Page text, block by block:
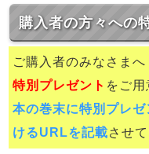
購入者の方々への
ご購入者のみなさまへ
特別プレゼント をご用
本の巻末に特別プレ
けるURLを記載させ